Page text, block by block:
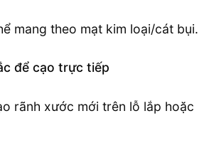
mang theo mạt kim loại/cát bụi.
để cạo trực tiếp
rãnh xước mới trên lỗ lắp hoặc